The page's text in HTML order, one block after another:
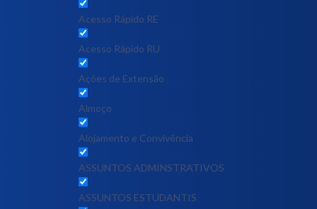
Acesso Rápido RE
Acesso Rápido RU
Ações de Extensão
Almoço
Alojamento e Convivência
ASSUNTOS ADMINSTRATIVOS
ASSUNTOS ESTUDANTIS